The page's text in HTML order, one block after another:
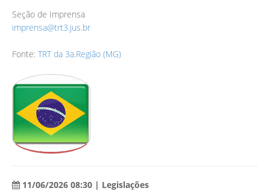
Seção de Imprensa
imprensa@trt3.jus.br
Fonte: TRT da 3a.Região (MG)
11/06/2026 08:30 | Legislações